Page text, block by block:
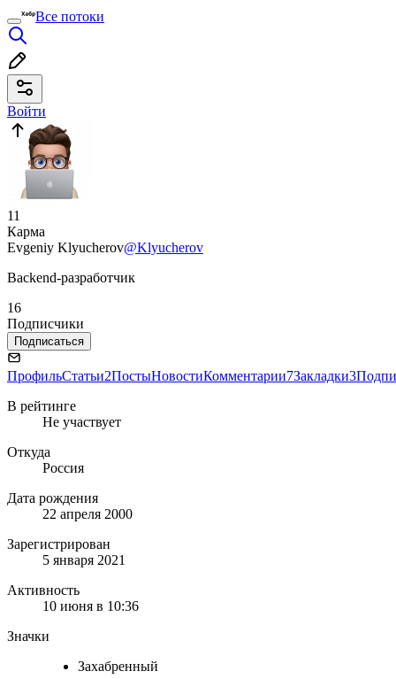
Все потоки
Войти
11
Карма
Evgeniy Klyucherov@Klyucherov
Backend-разработчик
16
Подписчики
Подписаться
ПрофильСтатьи2ПостыНовостиКомментарии7Закладки3
В рейтинге
Не участвует
Откуда
Россия
Дата рождения
22 апреля 2000
Зарегистрирован
5 января 2021
Активность
10 июня в 10:36
Значки
Захабренный